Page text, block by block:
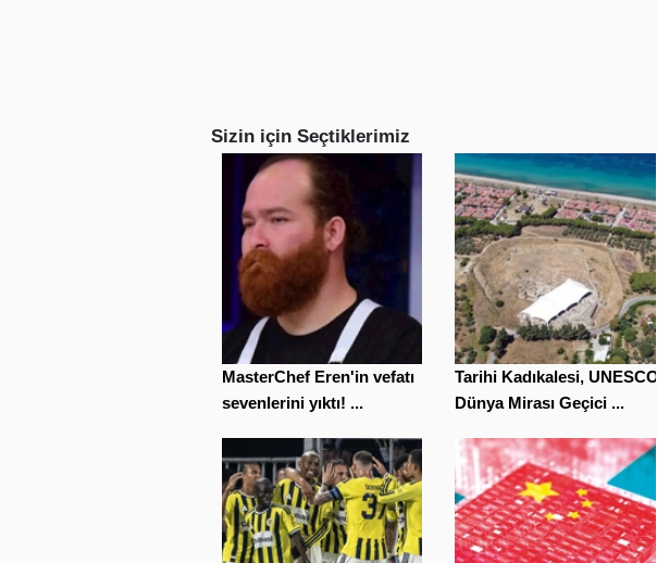
Sizin için Seçtiklerimiz
MasterChef Eren'in vefatı
sevenlerini yıktı! ...
Tarihi Kadıkalesi, UNESCO
Dünya Mirası Geçici ...